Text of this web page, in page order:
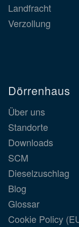
Landfracht
Verzollung
Dörrenhaus
Über uns
Standorte
Downloads
SCM
Dieselzuschlag
Blog
Glossar
Cookie Policy